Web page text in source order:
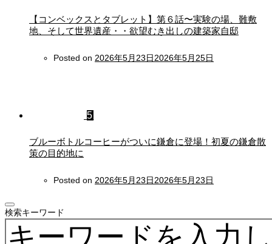
【コンベックスとタブレット】第６話〜実験の場、難敷
地、そして世界遺産・・欲望むき出しの建築家自邸
Posted on 2026年5月23日2026年5月25日
5
ブルーボトルコーヒーがついに鎌倉に登場！初夏の鎌倉散
策の目的地に
Posted on 2026年5月23日2026年5月23日
検索キーワード